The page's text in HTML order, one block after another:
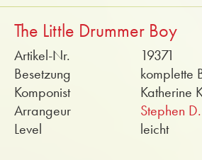
The Little Drummer Boy
Artikel-Nr.
19371
Besetzung
komplette
Komponist
Katherine
Arrangeur
Stephen
Level
leicht